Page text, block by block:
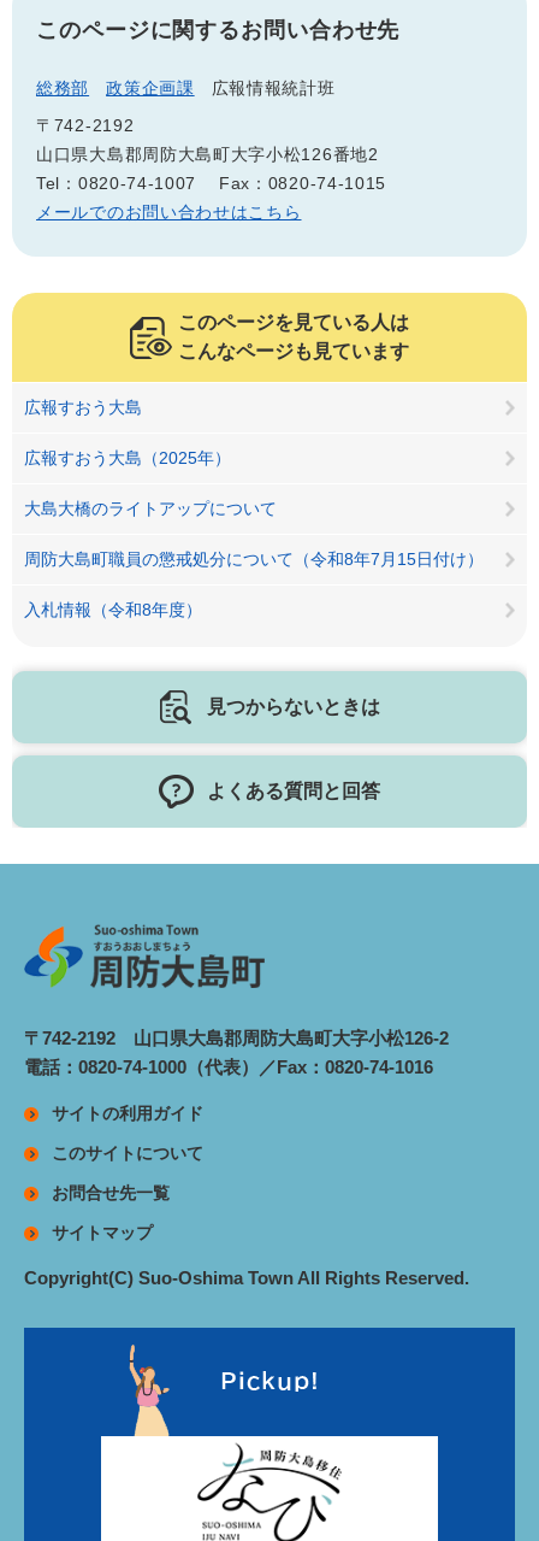
このページに関するお問い合わせ先
総務部 政策企画課
広報情報統計班
〒742-2192
山口県大島郡周防大島町大字小松126番地2
Tel：0820-74-1007
Fax：0820-74-1015
メールでのお問い合わせはこちら
このページを見ている人は
こんなページも見ています
広報すおう大島
広報すおう大島（2025年）
大島大橋のライトアップについて
周防大島町職員の懲戒処分について（令和8年7月15日付け）
入札情報（令和8年度）
見つからないときは
よくある質問と回答
〒742-2192 山口県大島郡周防大島町大字小松126-2
電話：0820-74-1000（代表）／Fax：0820-74-1016
サイトの利用ガイド
このサイトについて
お問合せ先一覧
サイトマップ
Copyright(C) Suo-Oshima Town All Rights Reserved.